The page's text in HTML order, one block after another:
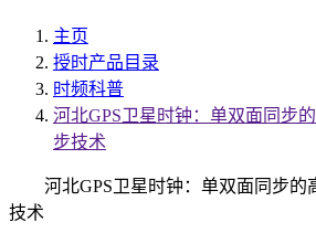
主页
授时产品目录
时频科普
河北GPS卫星时钟：单双面同步
步技术
河北GPS卫星时钟：单双面同步的
技术